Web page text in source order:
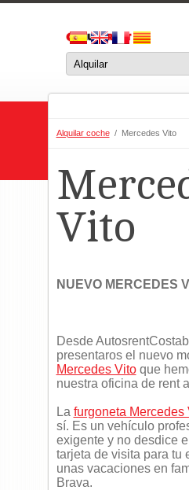
Alquilar coche/ Mercedes Vito
Vito
NUEVO MERCEDES
Desde
presentaros el nuevo
Mercedes Vitoque
nuestra oficina de rent
La furgoneta Mercedes
sí. Es un vehículo
exigente y no desdice
tarjeta de visita para tu
unas vacaciones en
Brava.